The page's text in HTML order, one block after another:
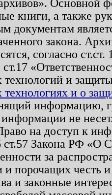
Основной
книги, а также
документам
закона.
согласно
и
и о
информацию,
не
на доступ к
ст.57 Закона РФ «О
за
и порочащих честь
и законные